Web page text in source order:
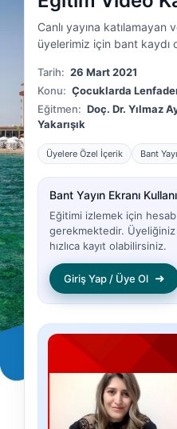
Canlı yayına
üyelerimiz için bant kaydı
Tarih: 26 Mart 2021
Konu: Çocuklarda
Eğitmen: Doç. Dr. Yılmaz
Yakarışık
Üyelere Özel İçerik Bant
Bant Yayın Ekranı
Eğitimi izlemek için
gerekmektedir.
hızlıca kayıt olabilirsiniz.
Giriş Yap / Üye Ol ➜